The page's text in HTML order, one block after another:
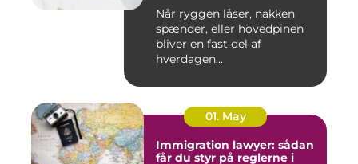
Når ryggen låser, nakken
spænder, eller hovedpinen
bliver en fast del af
hverdagen...
01. May
Immigration lawyer: sådan
får du styr på reglerne i